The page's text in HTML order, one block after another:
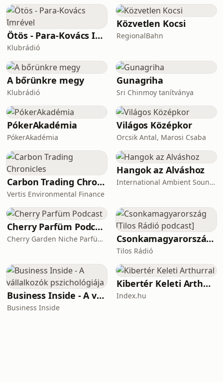
Ötös - Para-Kovács Imrével
Klubrádió
Közvetlen Kocsi
RegionalBahn
A bőrünkre megy
Klubrádió
Gunagriha
Sri Chinmoy tanítványa
PókerAkadémia
PókerAkadémia
Világos Középkor
Orcsik Antal, Marosi Csaba
Carbon Trading Chronicles
Vertis Environmental Finance
Hangok az Alváshoz
International Ambient Sounds
Cherry Parfüm Podcast
Cherry Garden Niche Parfüméria Csonkamagyarország [Tilos Rádió podcast]
Tilos Rádió
Business Inside - A vállalkozók pszichológiája
Business Inside
Kibertér Keleti Arthurral
Index.hu